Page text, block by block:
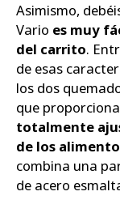
Asimismo,
Vario es muy
del carrito.
de esas
los dos
que
totalmente
de los
combina una
de acero